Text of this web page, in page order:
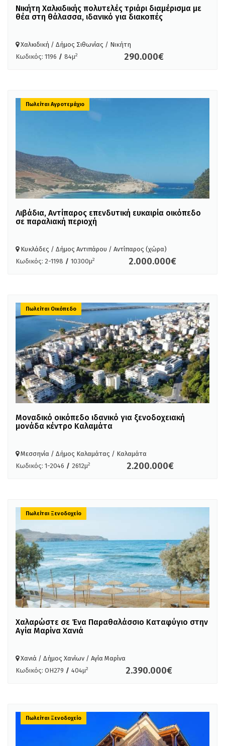
Νικήτη Χαλκιδικής πολυτελές τριάρι διαμέρισμα με
θέα στη θάλασσα, ιδανικό για διακοπές
Χαλκιδική / Δήμος Σιθωνίας / Νικήτη
Κωδικός: 1196 / 84μ2 290.000€
Πωλείται Αγροτεμάχιο
Λιβάδια, Αντίπαρος επενδυτική ευκαιρία οικόπεδο
σε παραλιακή περιοχή
Κυκλάδες / Δήμος Αντιπάρου / Αντίπαρος (χώρα)
Κωδικός: 2-1198 / 10300μ2 2.000.000€
Πωλείται Οικόπεδο
Μοναδικό οικόπεδο ιδανικό για ξενοδοχειακή
μονάδα κέντρο Καλαμάτα
Μεσσηνία / Δήμος Καλαμάτας / Καλαμάτα
Κωδικός: 1-2046 / 2612μ2 2.200.000€
Πωλείται Ξενοδοχείο
Χαλαρώστε σε Ένα Παραθαλάσσιο Καταφύγιο στην
Αγία Μαρίνα Χανιά
Χανιά / Δήμος Χανίων / Αγία Μαρίνα
Κωδικός: OH279 / 404μ2 2.390.000€
Πωλείται Ξενοδοχείο